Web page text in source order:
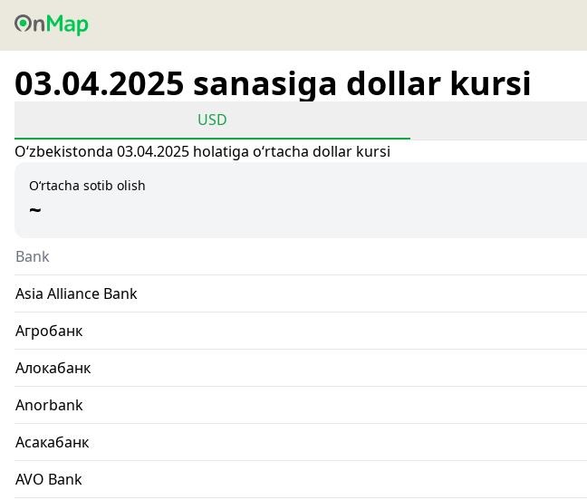
03.04.2025 sanasiga dollar kursi
USD
Oʻzbekistonda 03.04.2025 holatiga oʻrtacha dollar kursi
O‘rtacha sotib olish
~
Bank
Asia Alliance Bank
Агробанк
Алокабанк
Anorbank
Асакабанк
AVO Bank